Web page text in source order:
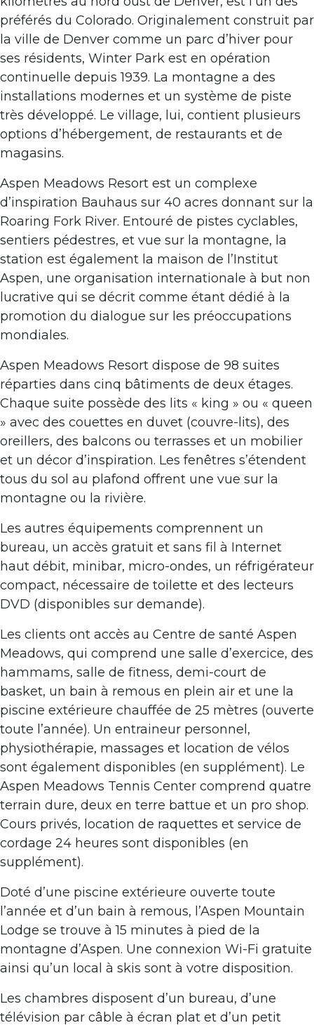
préférés du Colorado. Originalement construit par
la ville de Denver comme un parc d’hiver pour
ses résidents, Winter Park est en opération
continuelle depuis 1939. La montagne a des
installations modernes et un système de piste
très développé. Le village, lui, contient plusieurs
options d’hébergement, de restaurants et de
magasins.
Aspen Meadows Resort est un complexe
d’inspiration Bauhaus sur 40 acres donnant sur la
Roaring Fork River. Entouré de pistes cyclables,
sentiers pédestres, et vue sur la montagne, la
station est également la maison de l’Institut
Aspen, une organisation internationale à but non
lucrative qui se décrit comme étant dédié à la
promotion du dialogue sur les préoccupations
mondiales.
Aspen Meadows Resort dispose de 98 suites
réparties dans cinq bâtiments de deux étages.
Chaque suite possède des lits « king » ou « queen
» avec des couettes en duvet (couvre-lits), des
oreillers, des balcons ou terrasses et un mobilier
et un décor d’inspiration. Les fenêtres s’étendent
tous du sol au plafond offrent une vue sur la
montagne ou la rivière.
Les autres équipements comprennent un
bureau, un accès gratuit et sans fil à Internet
haut débit, minibar, micro-ondes, un réfrigérateur
compact, nécessaire de toilette et des lecteurs
DVD (disponibles sur demande).
Les clients ont accès au Centre de santé Aspen
Meadows, qui comprend une salle d’exercice, des
hammams, salle de fitness, demi-court de
basket, un bain à remous en plein air et une la
piscine extérieure chauffée de 25 mètres (ouverte
toute l’année). Un entraineur personnel,
physiothérapie, massages et location de vélos
sont également disponibles (en supplément). Le
Aspen Meadows Tennis Center comprend quatre
terrain dure, deux en terre battue et un pro shop.
Cours privés, location de raquettes et service de
cordage 24 heures sont disponibles (en
supplément).
Doté d’une piscine extérieure ouverte toute
l’année et d’un bain à remous, l’Aspen Mountain
Lodge se trouve à 15 minutes à pied de la
montagne d’Aspen. Une connexion Wi-Fi gratuite
ainsi qu’un local à skis sont à votre disposition.
Les chambres disposent d’un bureau, d’une
télévision par câble à écran plat et d’un petit